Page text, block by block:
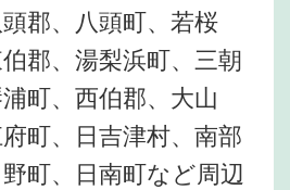
郡、八頭町、若桜
郡、湯梨浜町、三朝
町、西伯郡、大山
町、日吉津村、南部
町、日南町など周辺